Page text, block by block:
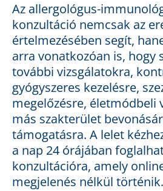
Az allergológus-
konzultáció nemcsak az
értelmezésében segít,
arra vonatkozóan is, hogy
további vizsgálatokra,
gyógyszeres kezelésre,
megelőzésre, életmódbeli
más szakterület
támogatásra. A lelet
a nap 24 órájában
konzultációra, amely
megjelenés nélkül történik.